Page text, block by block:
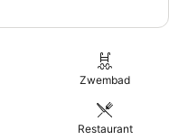
Zwembad
Restaurant